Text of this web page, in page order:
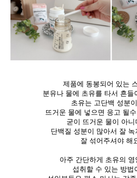
제품에 동봉되어 있는
분유나 물에 초유를 타서 흔들
초유는 고단백 성분
뜨거운 물에 넣으면 응고 될
굳이 뜨거운 물이 아니
단백질 성분이 많아서 잘 녹
잘 섞어주셔야 해
아주 간단하게 초유의 영
섭취할 수 있는 방법